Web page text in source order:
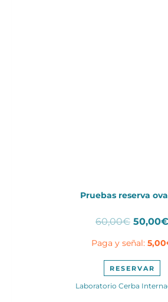
Pruebas reserva
60,00€ El
era:
60,00€.
50,00€
Paga y señal: 5,00
RESERVAR
Laboratorio Cerba